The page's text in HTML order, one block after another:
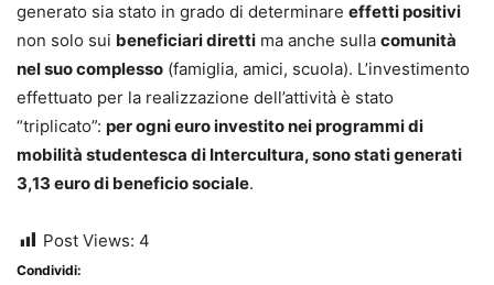
generato sia stato in grado di determinare effetti positivi
non solo sui beneficiari diretti ma anche sulla comunità
nel suo complesso (famiglia, amici, scuola). L’investimento
effettuato per la realizzazione dell’attività è stato
“triplicato”: per ogni euro investito nei programmi di
mobilità studentesca di Intercultura, sono stati generati
3,13 euro di beneficio sociale.
Post Views: 4
Condividi: